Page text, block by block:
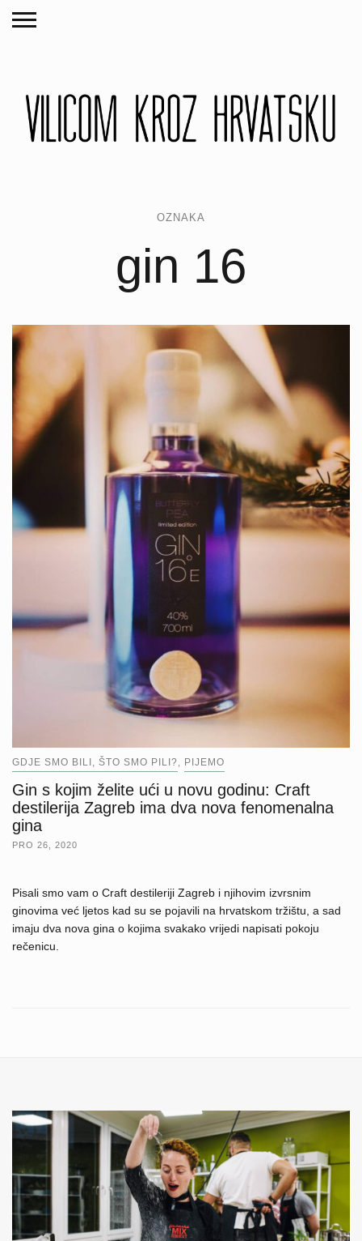
OZNAKA
gin 16
GDJE SMO BILI, ŠTO SMO PILI? PIJEMO
Gin s kojim želite ući u novu godinu: Craft
destilerija Zagreb ima dva nova fenomenalna
gina
PRO 26, 2020
Pisali smo vam o Craft destileriji Zagreb i njihovim izvrsnim
ginovima već ljetos kad su se pojavili na hrvatskom tržištu, a sad
imaju dva nova gina o kojima svakako vrijedi napisati pokoju
rečenicu.